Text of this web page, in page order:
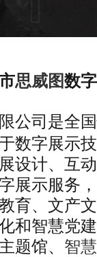
思威图数字
公司是全
数字展示
设计、互
展示服务
育、文产
和智慧党
题馆、 智